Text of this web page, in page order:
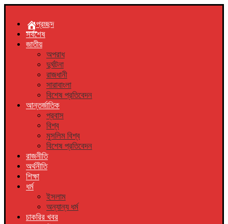
প্রচ্ছদ
সর্বশেষ
জাতীয়
অপরাধ
দুর্ঘটনা
রাজধানী
সারাবাংলা
বিশেষ প্রতিবেদন
আন্তর্জাতিক
প্রবাস
বিশ্ব
মুসলিম বিশ্ব
বিশেষ প্রতিবেদন
রাজনীতি
অর্থনীতি
শিক্ষা
ধর্ম
ইসলাম
অন্যান্য ধর্ম
চাকরির খবর